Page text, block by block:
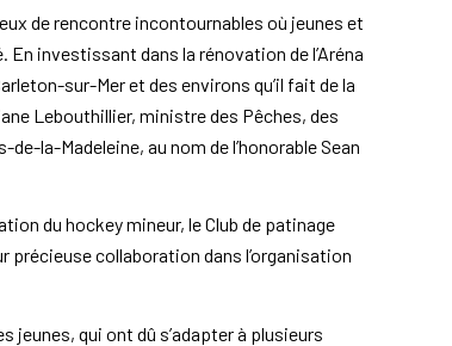
de rencontre incontournables où jeunes et
investissant dans la rénovation de l’Aréna
sur-Mer et des environs qu’il fait de la
Lebouthillier, ministre des Pêches, des
la-Madeleine, au nom de l’honorable Sean
du hockey mineur, le Club de patinage
précieuse collaboration dans l’organisation
jeunes, qui ont dû s’adapter à plusieurs